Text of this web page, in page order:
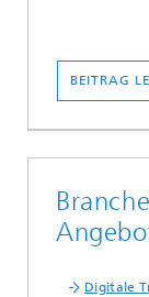
BEITRAG
Digitale